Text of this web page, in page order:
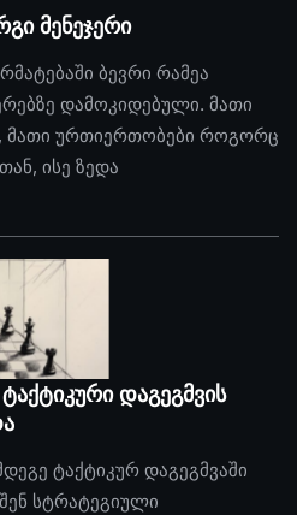
მენეჯერი
ბევრი რამეა
დამოკიდებული. მათი
მათი ურთიერთობები როგორც
ისე ზედა
დაგეგმვის
ტაქტიკურ დაგეგმვაში
სტრატეგიული